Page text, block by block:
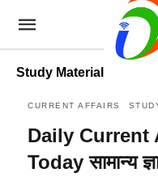
Study Material
CURRENT AFFAIRS
Daily Current
Today सामान्य